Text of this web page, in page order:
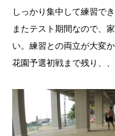
しっかり集中して練習で
またテスト期間なので、
い。練習との両立が大変
花園予選初戦まで残り、、